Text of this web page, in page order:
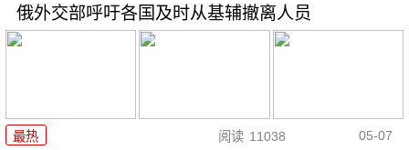
俄外交部呼吁各国及时从基辅撤离人员
最热 阅读 11038 05-07